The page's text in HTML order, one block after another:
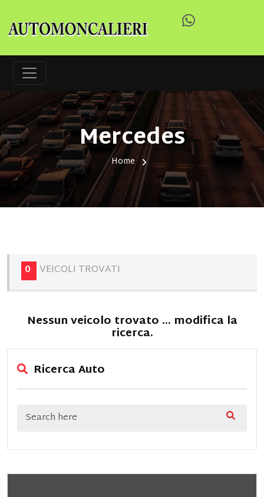
Mercedes
Home
0 VEICOLI TROVATI
Nessun veicolo trovato ... modifica la
ricerca.
Ricerca Auto